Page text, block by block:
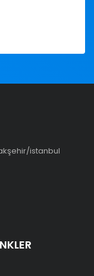
i̇stanbul